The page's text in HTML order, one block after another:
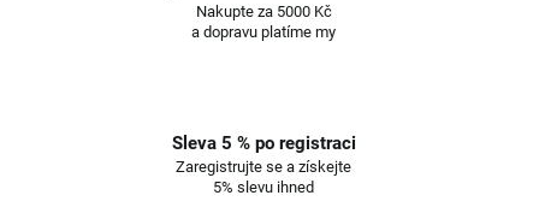
Nakupte za 5000 Kč
a dopravu platíme my
Sleva 5 % po registraci
Zaregistrujte se a získejte
5% slevu ihned